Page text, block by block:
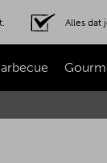
Alles dat